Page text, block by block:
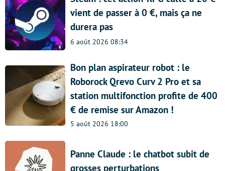
vient de passer à 0 €, mais ça ne
durera pas
6 août 2026 08:34
Bon plan aspirateur robot : le
Roborock Qrevo Curv 2 Pro et sa
station multifonction profite de 400
€ de remise sur Amazon !
5 août 2026 18:00
Panne Claude : le chatbot subit de
grosses perturbations